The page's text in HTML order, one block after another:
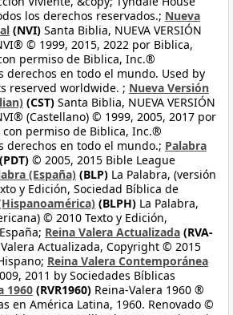
los derechos reservados.; Nueva
(NVI) Santa Biblia, NUEVA VERSIÓN
© 1999, 2015, 2022 por Biblica,
permiso de Biblica, Inc.®
derechos en todo el mundo. Used by
reserved worldwide. ; Nueva Versión
(CST) Santa Biblia, NUEVA VERSIÓN
(Castellano) © 1999, 2005, 2017 por
permiso de Biblica, Inc.®
derechos en todo el mundo.; Palabra
(PDT) © 2005, 2015 Bible League
(España) (BLP) La Palabra, (versión
y Edición, Sociedad Bíblica de
(BLPH) La Palabra,
© 2010 Texto y Edición,
Reina Valera Actualizada (RVA-
Actualizada, Copyright © 2015
Reina Valera Contemporánea
2011 by Sociedades Bíblicas
1960 (RVR1960) Reina-Valera 1960 ®
en América Latina, 1960. Renovado ©